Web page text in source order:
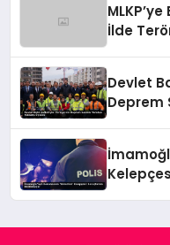
İlde
Devlet
Deprem